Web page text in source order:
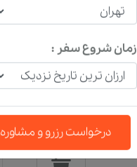
زمان شروع سفر :
درخواست رزرو و مشاوره